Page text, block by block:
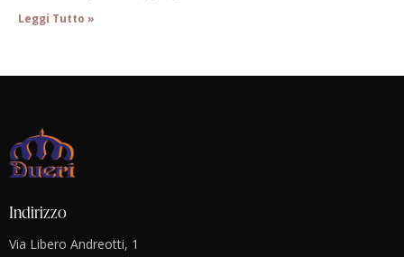
Leggi Tutto »
Indirizzo
Via Libero Andreotti, 1